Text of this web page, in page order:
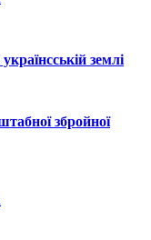
землі
збройної